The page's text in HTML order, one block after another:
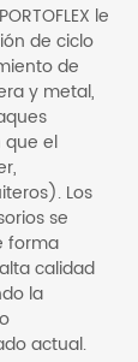
le
de ciclo
de
y metal,
que el
Los
se
forma
calidad
la
actual.